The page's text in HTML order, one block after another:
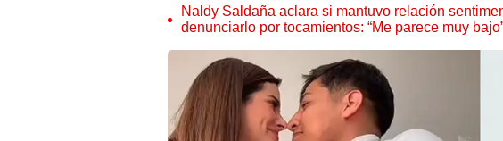
Naldy Saldaña aclara si mantuvo relación
denunciarlo por tocamientos: “Me parece muy